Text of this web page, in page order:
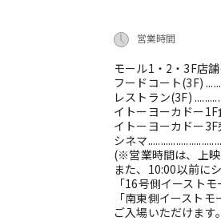
営業時間
モール1・2・3F店
フードコート(3F)
レストラン(3F)
イトーヨーカドー1F
イトーヨーカドー3F
シネマ
(※営業時間は、上映
また、10:00以前に
「16号側イースト
「南東側イーストモ
ご入場いただけます